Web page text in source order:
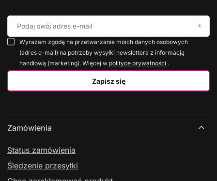
Podaj swój adres e-mail
Zapisz się
Wyrażam zgodę na przetwarzanie moich danych osobowych
(adres e-mail) na potrzeby wysyłki newslettera z informacją
handlową (marketing). Więcej w polityce prywatności .
Zamówienia
Status zamówienia
Śledzenie przesyłki